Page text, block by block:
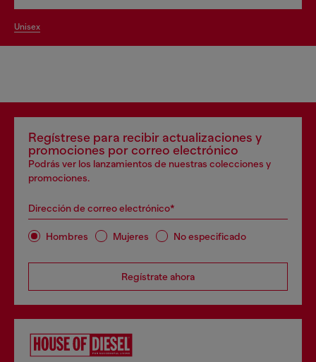
unisex
Regístrese para recibir actualizaciones y
promociones por correo electrónico
Podrás ver los lanzamientos de nuestras colecciones y
promociones.
Dirección de correo electrónico*
Hombres Mujeres No especificado
Regístrate ahora